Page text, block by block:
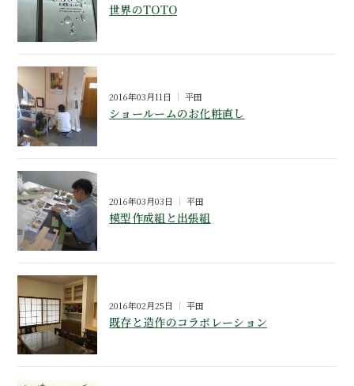
世界のTOTO
2016年03月11日 平田
ショールームのお化粧直し
2016年03月03日 平田
模型作成組と出張組
2016年02月25日 平田
既存と造作のコラボレーション